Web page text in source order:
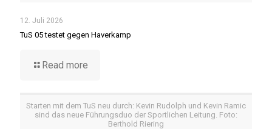
12. Juli 2026
TuS 05 testet gegen Haverkamp
Read more
Starten mit dem TuS neu durch: Kevin Rudolph und Kevin Ramic
sind das neue Führungsduo der Sportlichen Leitung. Foto:
Berthold Riering